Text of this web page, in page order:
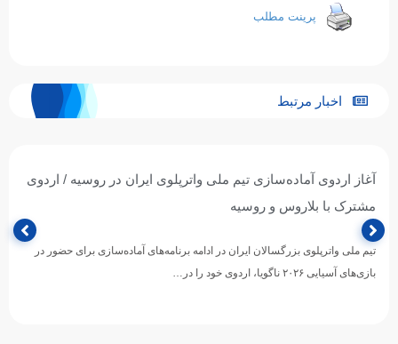
پرینت مطلب
اخبار مرتبط
آغاز اردوی آماده‌سازی تیم ملی واترپلوی ایران در روسیه / اردوی
مشترک با بلاروس و روسیه
تیم ملی واترپلوی بزرگسالان ایران در ادامه برنامه‌های آماده‌سازی برای حضور در
بازی‌های آسیایی ۲۰۲۶ ناگویا، اردوی خود را در…